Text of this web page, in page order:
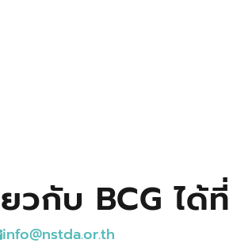
วกับ BCG ได้ที่
info@nstda.or.th